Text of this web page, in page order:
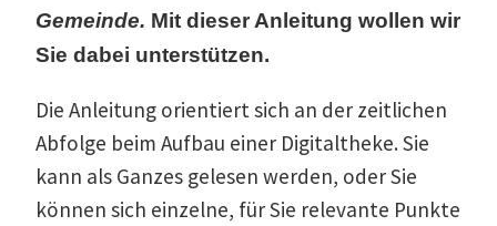
Gemeinde. Mit dieser Anleitung wollen wir
Sie dabei unterstützen.
Die Anleitung orien­tiert sich an der zeitlichen
Abfolge beim Aufbau einer Digital­theke. Sie
kann als Ganzes gelesen werden, oder Sie
können sich einzelne, für Sie relevante Punkte